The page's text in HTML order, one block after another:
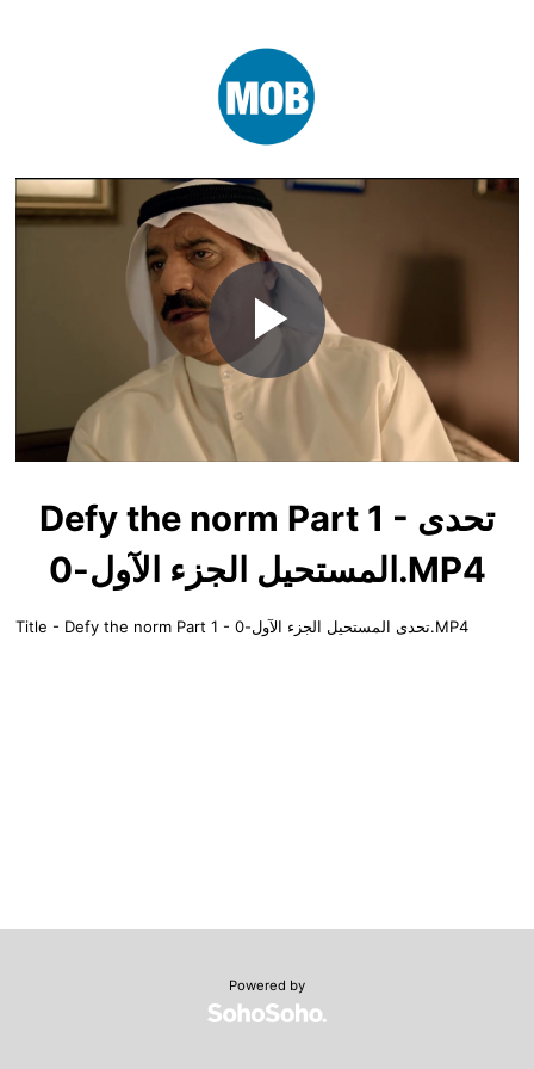
Play
Video
Defy the norm Part 1 - تحدى
المستحيل الجزء الآول-0.MP4
Title - Defy the norm Part 1 - تحدى المستحيل الجزء الآول-0.MP4
Powered by